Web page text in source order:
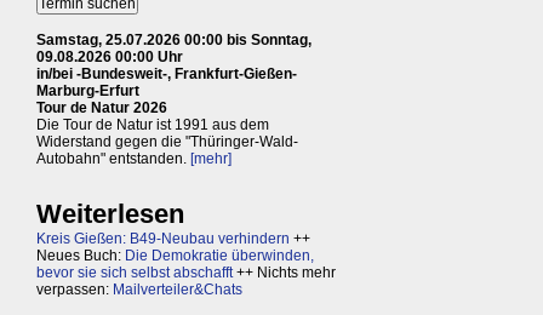
Samstag, 25.07.2026 00:00 bis Sonntag,
09.08.2026 00:00 Uhr
in/bei -Bundesweit-, Frankfurt-Gießen-
Marburg-Erfurt
Tour de Natur 2026
Die Tour de Natur ist 1991 aus dem
Widerstand gegen die "Thüringer-Wald-
Autobahn" entstanden. [mehr]
Weiterlesen
Kreis Gießen: B49-Neubau verhindern ++
Neues Buch: Die Demokratie überwinden,
bevor sie sich selbst abschafft++ Nichts mehr
verpassen: Mailverteiler&Chats